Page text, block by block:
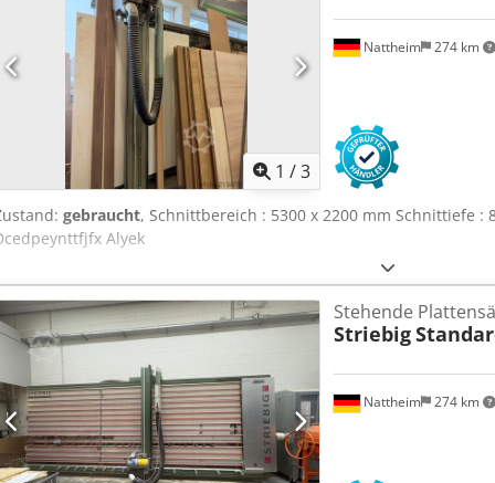
1 /3
Nattheim 274 km
gebraucht, Schnittbereich : 5300 x 2200 mm Schnittiefe :
Alyek
Nattheim 274 km
Stehende
Striebig